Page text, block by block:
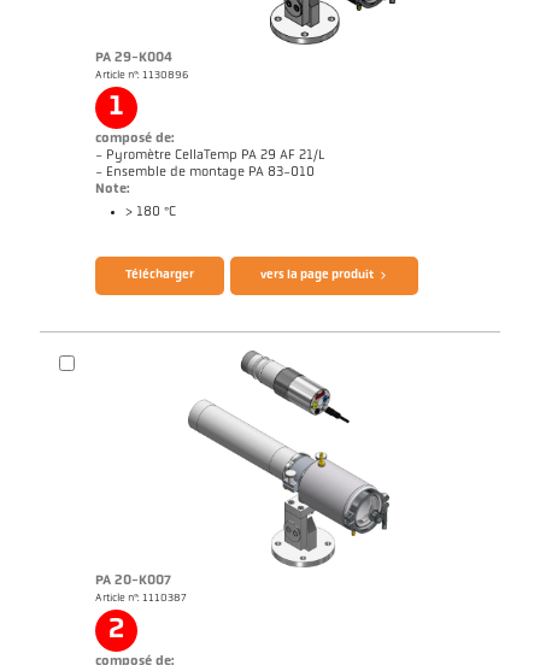
PA 29-K004
Article n°: 1130896
1
composé de:
- Pyromètre CellaTemp PA 29 AF 21/L
- Ensemble de montage PA 83-010
Note:
> 180 °C
Télécharger vers la page produit
PA 20-K007
Article n°: 1110387
2
composé de: